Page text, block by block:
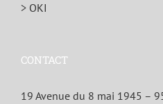
> OKI
CONTACT
19 Avenue du 8 mai 1945 –